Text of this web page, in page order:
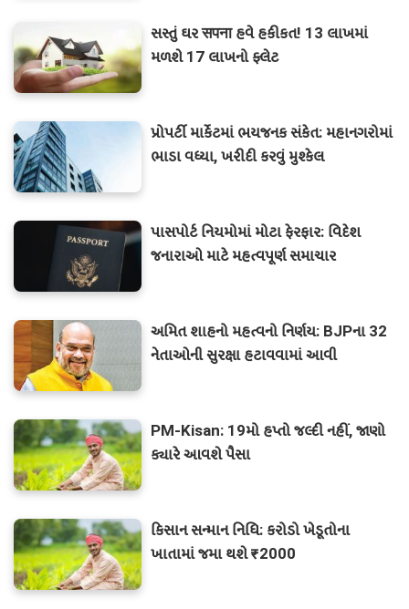
સસ્તું ઘર सपना હવે હકીકત! 13 લાખમાં
મળશે 17 લાખનો ફ્લેટ
પ્રોપર્ટી માર્કેટમાં ભયજનક સંકેત: મહાનગરોમાં
ભાડા વધ્યા, ખરીદી કરવું મુશ્કેલ
પાસપોર્ટ નિયમોમાં મોટા ફેરફાર: વિદેશ
જનારાઓ માટે મહત્વપૂર્ણ સમાચાર
અમિત શાહનો મહત્વનો નિર્ણય: BJPના 32
નેતાઓની સુરક્ષા હટાવવામાં આવી
PM-Kisan: 19મો હપ્તો જલ્દી નહીં, જાણો
ક્યારે આવશે પૈસા
કિસાન સન્માન નિધિ: કરોડો ખેડૂતોના
ખાતામાં જમા થશે ₹2000